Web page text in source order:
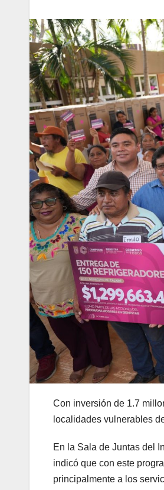
Con inversión de 1.7
localidades vulnerables
En la Sala de Juntas del
indicó que con este
principalmente a los